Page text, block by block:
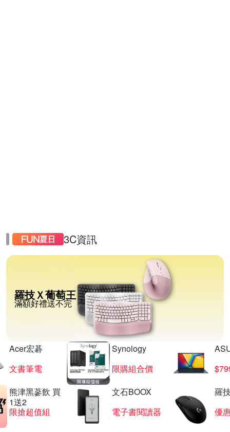
3C資訊
羅技Ｘ葡萄王
滿額好禮送不完
Acer宏碁
文書筆電
Synology
限購組合價
熊津黑蔘飲 買
1送2
限搶超值組
文石BOOX
電子書閱讀器
羅
優